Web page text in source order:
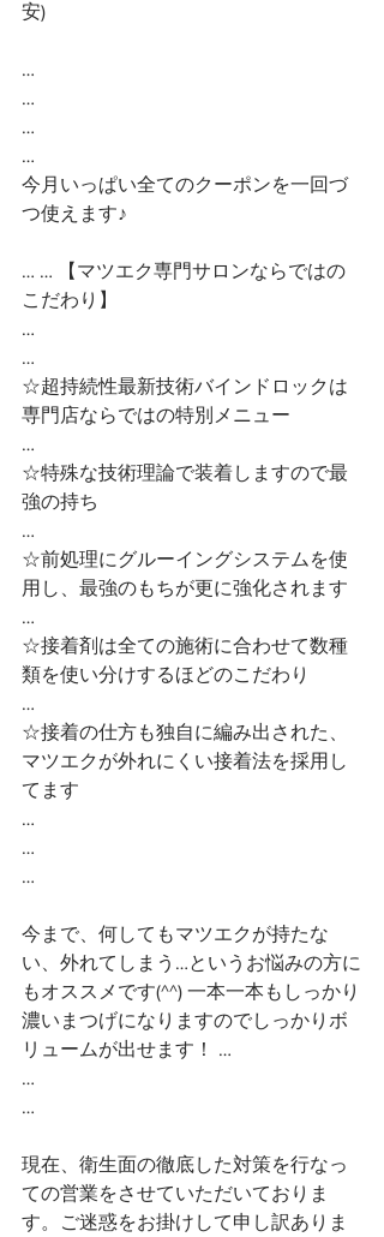
安)
…
…
…
…
今月いっぱい全てのクーポンを一回づ
つ使えます♪
… … 【マツエク専門サロンならではの
こだわり】
…
…
☆超持続性最新技術バインドロックは
専門店ならではの特別メニュー
…
☆特殊な技術理論で装着しますので最
強の持ち
…
☆前処理にグルーイングシステムを使
用し、最強のもちが更に強化されます
…
☆接着剤は全ての施術に合わせて数種
類を使い分けするほどのこだわり
…
☆接着の仕方も独自に編み出された、
マツエクが外れにくい接着法を採用し
てます
…
…
…
今まで、何してもマツエクが持たな
い、外れてしまう…というお悩みの方に
もオススメです(^^) 一本一本もしっかり
濃いまつげになりますのでしっかりボ
リュームが出せます！ …
…
…
現在、衛生面の徹底した対策を行なっ
ての営業をさせていただいておりま
す。ご迷惑をお掛けして申し訳ありま